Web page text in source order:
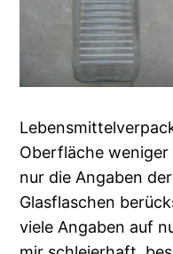
Oberfläche weniger
nur die Angaben
Glasflaschen
viele Angaben auf